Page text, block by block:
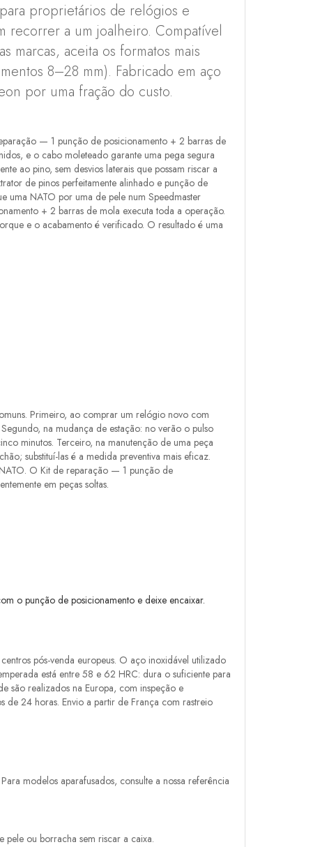
proprietários de relógios e
recorrer a um joalheiro. Compatível
marcas, aceita os formatos mais
8–28 mm). Fabricado em aço
por uma fração do custo.
— 1 punção de posicionamento + 2 barras de
e o cabo moleteado garante uma pega segura
ao pino, sem desvios laterais que possam riscar a
de pinos perfeitamente alinhado e punção de
uma NATO por uma de pele num Speedmaster
+ 2 barras de mola executa toda a operação.
e o acabamento é verificado. O resultado é uma
Primeiro, ao comprar um relógio novo com
na mudança de estação: no verão o pulso
minutos. Terceiro, na manutenção de uma peça
substituí-las é a medida preventiva mais eficaz.
O Kit de reparação — 1 punção de
em peças soltas.
o punção de posicionamento e deixe encaixar.
pós-venda europeus. O aço inoxidável utilizado
está entre 58 e 62 HRC: dura o suficiente para
são realizados na Europa, com inspeção e
de 24 horas. Envio a partir de França com rastreio
modelos aparafusados, consulte a nossa referência
ou borracha sem riscar a caixa.